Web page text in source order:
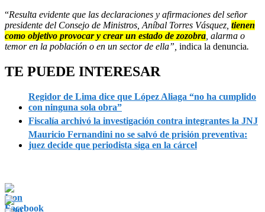
“Resulta evidente que las declaraciones y afirmaciones del señor
presidente del Consejo de Ministros, Aníbal Torres Vásquez, tienen
como objetivo provocar y crear un estado de zozobra , alarma o
temor en la población o en un sector de ella”, indica la denuncia.
TE PUEDE INTERESAR
Regidor de Lima dice que López Aliaga “no ha cumplido
con ninguna sola obra”
Fiscalía archivó la investigación contra integrantes la JNJ
Mauricio Fernandini no se salvó de prisión preventiva:
juez decide que periodista siga en la cárcel